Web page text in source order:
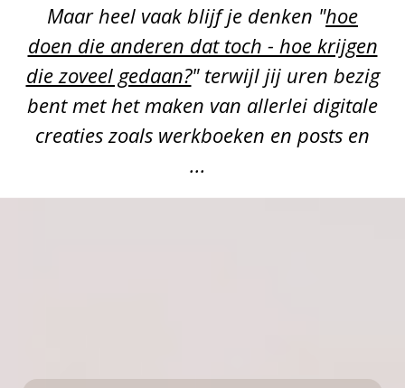
Maar heel vaak blijf je denken "hoe
doen die anderen dat toch - hoe krijgen
die zoveel gedaan?" terwijl jij uren bezig
bent met het maken van allerlei digitale
creaties zoals werkboeken en posts en
...